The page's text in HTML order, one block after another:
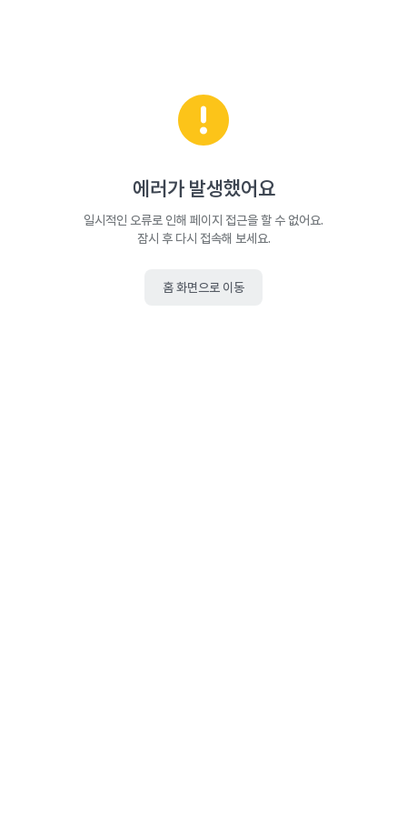
에러가 발생했어요
일시적인 오류로 인해 페이지 접근을 할 수 없어요.
잠시 후 다시 접속해 보세요.
홈 화면으로 이동